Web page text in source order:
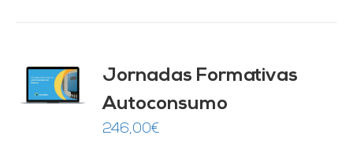
Jornadas Formativas
Autoconsumo
246,00€